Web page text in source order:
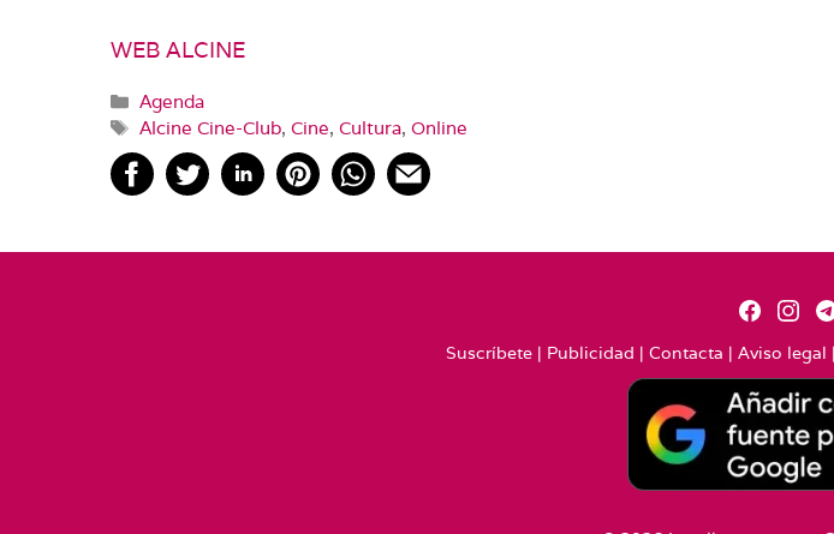
WEB ALCINE
Categorías
Agenda
Etiquetas
Alcine Cine-Club,Cine,Cultura,Online
Suscríbete| Publicidad | Contacta | Aviso legal |